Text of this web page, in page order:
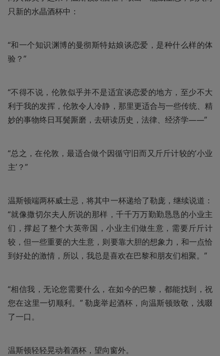
只新的水晶酒杯中：
“和一个知识渊博的曼彻斯特姑娘谈恋爱，是种什么样的体
验？”
“不得不说，伦敦似乎并不是适宜谈恋爱的地方，至少不大
利于我的发挥，伦敦令人冷静，那里更适合与一些传统、精
妙的事物终日耳鬓厮磨，去研读历史，法律、经济学——”
“总之，在伦敦，最适合做个因循守旧而又斤斤计较的‘小业
主’？”
温斯顿端两杯威士忌，将其中一杯递给了勒庞，继续说道：
“就像撒切尔夫人所说的那样，千千万万勤勤恳恳的小业主
们，撑起了整个大英帝国，小业主们做生意，需要斤斤计
较，但一些重要的大生意，则要靠大胆的想象力，和一点恰
到好处的激情，所以，我总是喜欢在巴黎和朋友们相聚。”
“相信我，无论您需要什么，在如今的巴黎，都能找到，祝
您在这里一切顺利。” 勒庞举起酒杯，向温斯顿致敬，浅啜
了一口。
温斯顿轻轻晃动着酒杯，望向窗外。